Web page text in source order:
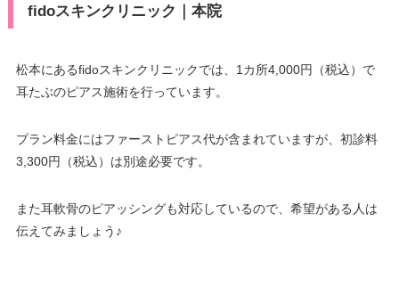
fidoスキンクリニック｜本院
松本にあるfidoスキンクリニックでは、1カ所4,000円（税込）で
耳たぶのピアス施術を行っています。
プラン料金にはファーストピアス代が含まれていますが、初診料
3,300円（税込）は別途必要です。
また耳軟骨のピアッシングも対応しているので、希望がある人は
伝えてみましょう♪